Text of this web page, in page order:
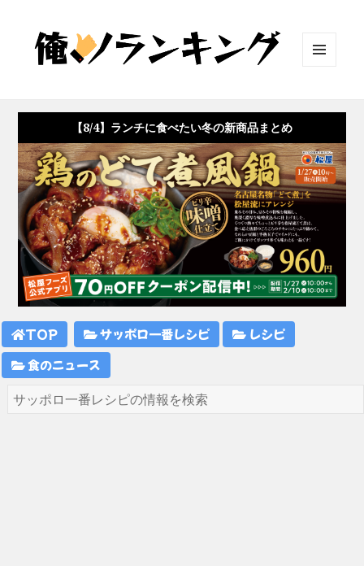
ット
【8/4】ランチに食べたい冬の新商品まとめ
TOP サッポロ一番レシピ
レシピ
食のニュース